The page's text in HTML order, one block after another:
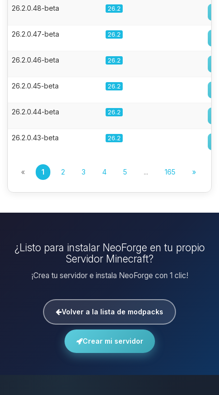
26.2.0.48-beta 26.2
26.2.0.47-beta 26.2
26.2.0.46-beta 26.2
26.2.0.45-beta 26.2
26.2.0.44-beta 26.2
26.2.0.43-beta 26.2
« 1 2 3 4 5 ... 165 »
¿Listo para instalar NeoForge en tu propio
Servidor Minecraft?
¡Crea tu servidor e instala NeoForge con 1 clic!
Volver a la lista de modpacks
Crear mi servidor